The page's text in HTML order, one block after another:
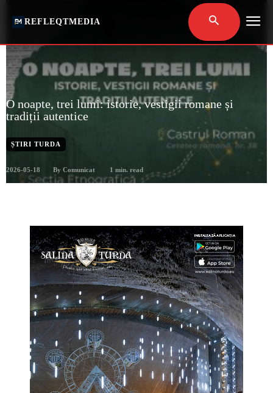
REFLEQTMEDIA
O noapte, trei lumi: istorie, vestigii romane și
tradiții autentice
ȘTIRI TURDA
2026-05-18 By Comunicat 1 min. read